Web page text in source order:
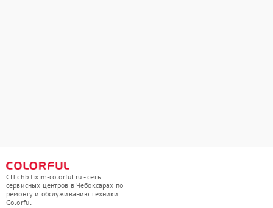
СЦ chb.fixim-colorful.ru - сеть
сервисных центров в Чебоксарах по
ремонту и обслуживанию техники
Colorful